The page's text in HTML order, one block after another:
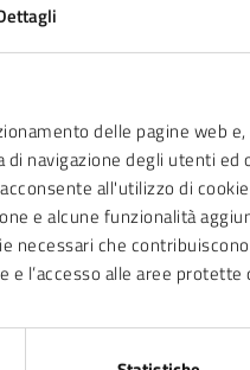
delle pagine web
navigazione degli utenti
all'utilizzo di
e alcune funzionalità
necessari che
l’accesso alle aree
questa